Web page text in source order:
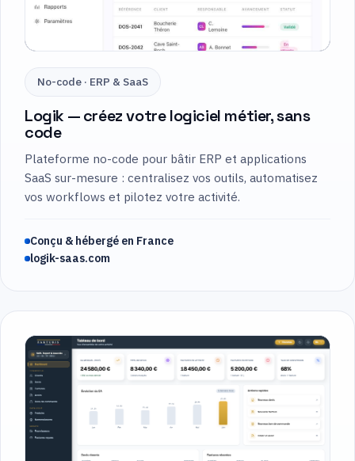
No-code · ERP & SaaS
Logik — créez votre logiciel métier, sans
code
Plateforme no-code pour bâtir ERP et applications
SaaS sur-mesure : centralisez vos outils, automatisez
vos workflows et pilotez votre activité.
Conçu & hébergé en France
logik-saas.com